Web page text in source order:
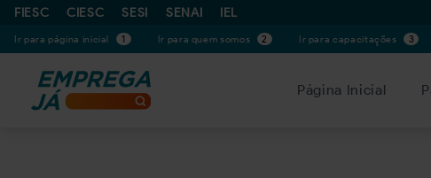
FIESC CIESC SESI SENAI IEL
Ir para página inicial 1 Ir para quem somos 2 Ir para capacitações 3
Página Inicial